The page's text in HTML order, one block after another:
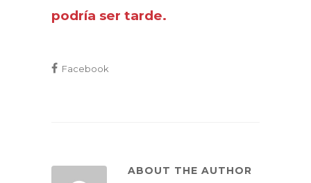
podría ser tarde.
Facebook
ABOUT THE AUTHOR